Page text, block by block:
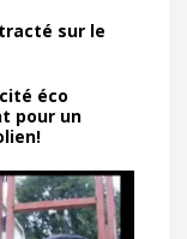
sur le
éco
pour un